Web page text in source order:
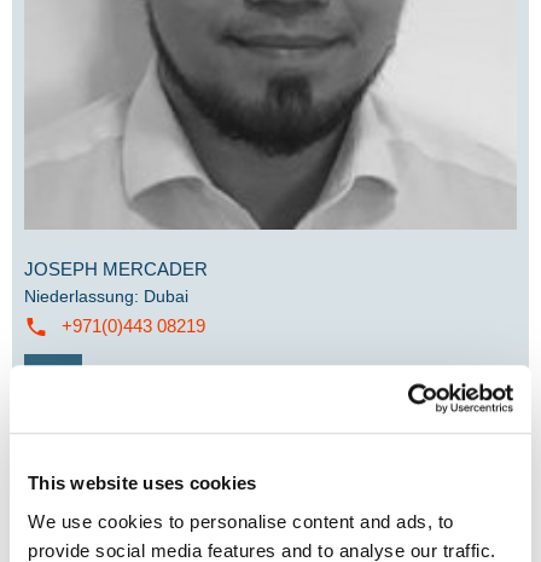
This website uses cookies
We use cookies to personalise content and ads, to
provide social media features and to analyse our traffic.
JOSEPH MERCADER
Niederlassung: Dubai
+971(0)443 08219
MICHIEL VAN ROSSUM
00 32 3 612 22 91